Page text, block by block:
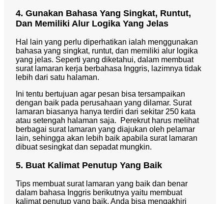
4. Gunakan Bahasa Yang Singkat, Runtut,
Dan Memiliki Alur Logika Yang Jelas
Hal lain yang perlu diperhatikan ialah menggunakan
bahasa yang singkat, runtut, dan memiliki alur logika
yang jelas. Seperti yang diketahui, dalam membuat
surat lamaran kerja berbahasa Inggris, lazimnya tidak
lebih dari satu halaman.
Ini tentu bertujuan agar pesan bisa tersampaikan
dengan baik pada perusahaan yang dilamar. Surat
lamaran biasanya hanya terdiri dari sekitar 250 kata
atau setengah halaman saja. Perekrut harus melihat
berbagai surat lamaran yang diajukan oleh pelamar
lain, sehingga akan lebih baik apabila surat lamaran
dibuat sesingkat dan sepadat mungkin.
5. Buat Kalimat Penutup Yang Baik
Tips membuat surat lamaran yang baik dan benar
dalam bahasa Inggris berikutnya yaitu membuat
kalimat penutup yang baik. Anda bisa mengakhiri